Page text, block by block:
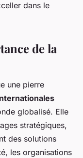
dans le
de la
une pierre
globalisé. Elle
stratégiques,
des solutions
les organisations